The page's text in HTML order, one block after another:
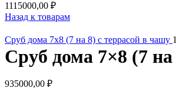
1115000,00 ₽
Назад к товарам
Сруб дома 7x8 (7 на 8) с террасой в чашу
Сруб дома 7×8 (7
935000,00 ₽